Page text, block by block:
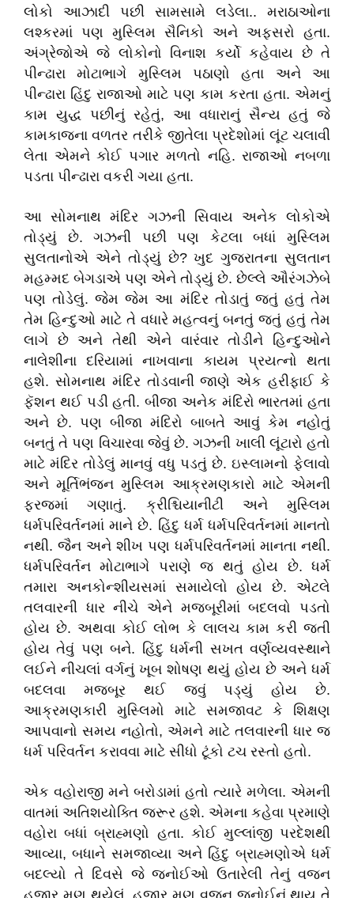
લોકો આઝાદી પછી સામસામે લડેલા.. મરાઠાઓના
લશ્કરમાં પણ મુસ્લિમ સૈનિકો અને અફસરો હતા.
અંગ્રેજોએ જે લોકોનો વિનાશ કર્યો કહેવાય છે તે
પીન્ઢારા મોટાભાગે મુસ્લિમ પઠાણો હતા અને આ
પીન્ઢારા હિંદુ રાજાઓ માટે પણ કામ કરતા હતા. એમનું
કામ યુદ્ધ પછીનું રહેતું, આ વધારાનું સૈન્ય હતું જે
કામકાજના વળતર તરીકે જીતેલા પ્રદેશોમાં લૂંટ ચલાવી
લેતા એમને કોઈ પગાર મળતો નહિ. રાજાઓ નબળા
પડતા પીન્ઢારા વકરી ગયા હતા.
આ સોમનાથ મંદિર ગઝની સિવાય અનેક લોકોએ
તોડ્યું છે. ગઝની પછી પણ કેટલા બધાં મુસ્લિમ
સુલતાનોએ એને તોડ્યું છે? ખુદ ગુજરાતના સુલતાન
મહમ્મદ બેગડાએ પણ એને તોડ્યું છે. છેલ્લે ઔરંગઝેબે
પણ તોડેલું. જેમ જેમ આ મંદિર તોડાતું જતું હતું તેમ
તેમ હિન્દુઓ માટે તે વધારે મહત્વનું બનતું જતું હતું તેમ
લાગે છે અને તેથી એને વારંવાર તોડીને હિન્દુઓને
નાલેશીના દરિયામાં નાખવાના કાયમ પ્રયત્નો થતા
હશે. સોમનાથ મંદિર તોડવાની જાણે એક હરીફાઈ કે
ફૅશન થઈ પડી હતી. બીજા અનેક મંદિરો ભારતમાં હતા
અને છે. પણ બીજા મંદિરો બાબતે આવું કેમ નહોતું
બનતું તે પણ વિચારવા જેવું છે. ગઝની ખાલી લૂંટારો હતો
માટે મંદિર તોડેલું માનવું વધુ પડતું છે. ઇસ્લામનો ફેલાવો
અને મૂર્તિભંજન મુસ્લિમ આક્રમણકારો માટે એમની
ફરજમાં ગણાતું. ક્રીશ્ચિયાનીટી અને મુસ્લિમ
ધર્મપરિવર્તનમાં માને છે. હિંદુ ધર્મ ધર્મપરિવર્તનમાં માનતો
નથી. જૈન અને શીખ પણ ધર્મપરિવર્તનમાં માનતા નથી.
ધર્મપરિવર્તન મોટાભાગે પરાણે જ થતું હોય છે. ધર્મ
તમારા અનકોન્શીયસમાં સમાયેલો હોય છે. એટલે
તલવારની ધાર નીચે એને મજબૂરીમાં બદલવો પડતો
હોય છે. અથવા કોઈ લોભ કે લાલચ કામ કરી જતી
હોય તેવું પણ બને. હિંદુ ધર્મની સખત વર્ણવ્યવસ્થાને
લઈને નીચલાં વર્ગનું ખૂબ શોષણ થયું હોય છે અને ધર્મ
બદલવા મજબૂર થઈ જવું પડ્યું હોય છે.
આક્રમણકારી મુસ્લિમો માટે સમજાવટ કે શિક્ષણ
આપવાનો સમય નહોતો, એમને માટે તલવારની ધાર જ
ધર્મ પરિવર્તન કરાવવા માટે સીધો ટૂંકો ટચ રસ્તો હતો.
એક વહોરાજી મને બરોડામાં હતો ત્યારે મળેલા. એમની
વાતમાં અતિશયોક્તિ જરૂર હશે. એમના કહેવા પ્રમાણે
વહોરા બધાં બ્રાહ્મણો હતા. કોઈ મુલ્લાંજી પરદેશથી
આવ્યા, બધાને સમજાવ્યા અને હિંદુ બ્રાહ્મણોએ ધર્મ
બદલ્યો તે દિવસે જે જનોઈઓ ઉતારેલી તેનું વજન
હજાર મણ થયેલું. હજાર મણ વજન જનોઈનું થાય તે